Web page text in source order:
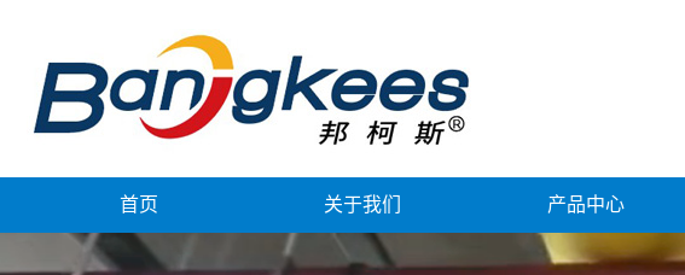
首页 关于我们
公司简介
产品中心
山东净化J系列布风管